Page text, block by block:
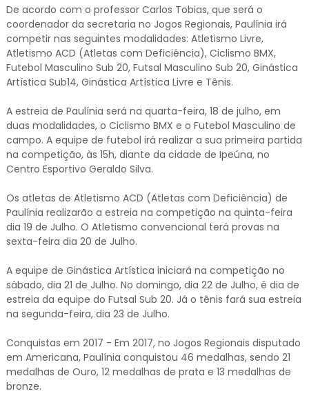
De acordo com o professor Carlos Tobias, que será o
coordenador da secretaria no Jogos Regionais, Paulínia irá
competir nas seguintes modalidades: Atletismo Livre,
Atletismo ACD (Atletas com Deficiência), Ciclismo BMX,
Futebol Masculino Sub 20, Futsal Masculino Sub 20, Ginástica
Artística Sub14, Ginástica Artística Livre e Tênis.
A estreia de Paulínia será na quarta-feira, 18 de julho, em
duas modalidades, o Ciclismo BMX e o Futebol Masculino de
campo. A equipe de futebol irá realizar a sua primeira partida
na competição, às 15h, diante da cidade de Ipeúna, no
Centro Esportivo Geraldo Silva.
Os atletas de Atletismo ACD (Atletas com Deficiência) de
Paulínia realizarão a estreia na competição na quinta-feira
dia 19 de Julho. O Atletismo convencional terá provas na
sexta-feira dia 20 de Julho.
A equipe de Ginástica Artística iniciará na competição no
sábado, dia 21 de Julho. No domingo, dia 22 de Julho, é dia de
estreia da equipe do Futsal Sub 20. Já o tênis fará sua estreia
na segunda-feira, dia 23 de Julho.
Conquistas em 2017 - Em 2017, no Jogos Regionais disputado
em Americana, Paulínia conquistou 46 medalhas, sendo 21
medalhas de Ouro, 12 medalhas de prata e 13 medalhas de
bronze.